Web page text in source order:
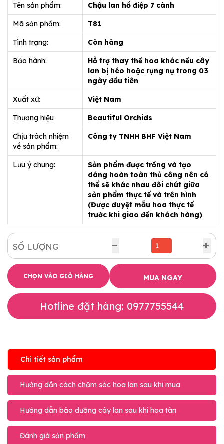
Tên sản phẩm: Chậu lan hồ điệp 7 cành
Mã sản phẩm: T81
Tình trạng: Còn hàng
Bảo hành:
Hỗ trợ thay thế hoa khác nếu cây
lan bị héo hoặc rụng nụ trong 03
ngày đầu tiên
Xuất xứ: Việt Nam
Thương hiệu Beautiful Orchids
Chịu trách nhiệm
về sản phẩm:
Công ty TNHH BHF Việt Nam
Lưu ý chung:
Sản phẩm được trồng và tạo
dáng hoàn toàn thủ công nên có
thể sẽ khác nhau đôi chút giữa
sản phẩm thực tế và trên hình
(Được duyệt mẫu hoa thực tế
trước khi giao đến khách hàng)
SỐ LƯỢNG
CHỌN VÀO GIỎ HÀNG MUA NGAY
Hotline đặt hàng: 0977755544
Chi tiết sản phẩm
Hướng dẫn cách chăm sóc hoa lan sau khi mua
Hướng dẫn bảo dưỡng cây lan sau khi hoa tàn
Đánh giá sản phẩm